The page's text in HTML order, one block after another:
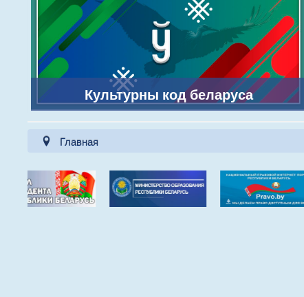
Культурны код беларуса
Главная